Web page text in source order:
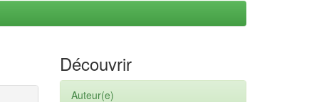
Découvrir
Auteur(e)